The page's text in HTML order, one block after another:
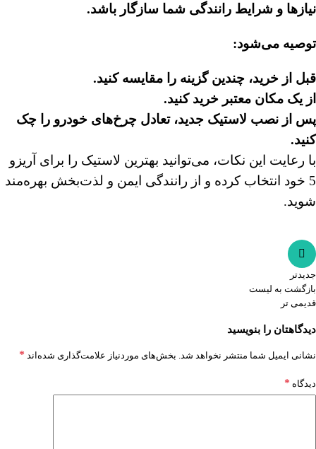
نیازها و شرایط رانندگی شما سازگار باشد.
توصیه می‌شود:
قبل از خرید، چندین گزینه را مقایسه کنید.
از یک مکان معتبر خرید کنید.
پس از نصب لاستیک جدید، تعادل چرخ‌های خودرو را چک
کنید.
با رعایت این نکات، می‌توانید بهترین لاستیک را برای آریزو
5 خود انتخاب کرده و از رانندگی ایمن و لذت‌بخش بهره‌مند
شوید.
جدیدتر
بازگشت به لیست
قدیمی تر
دیدگاهتان را بنویسید
نشانی ایمیل شما منتشر نخواهد شد. بخش‌های موردنیاز علامت‌گذاری شده‌اند *
دیدگاه *